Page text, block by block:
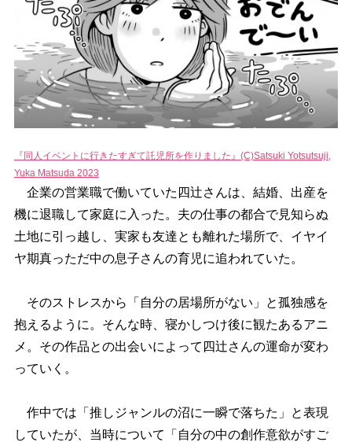
『同人イベントに行きたすぎて託児所を作りました』(C)Satsuki Yotsutsuji,
Yuka Matsuda 2023
企業の営業職で働いていた四辻さんは、結婚、出産を
機に退職して家庭に入った。夫の仕事の都合で見知らぬ
土地に引っ越し、実家も友達とも離れた場所で、イヤイ
ヤ期真っただ中の息子さんの育児に追われていた。
そのストレスから「自分の居場所がない」と孤独感を
抱えるように。そんな時、寝かしつけ後に観たあるアニ
メ。その作品との出会いによって四辻さんの運命が変わ
っていく。
作中では「推しジャンルの沼に一瞬で落ちた」と表現
していたが、当時について「自分の中の創作意欲がすご